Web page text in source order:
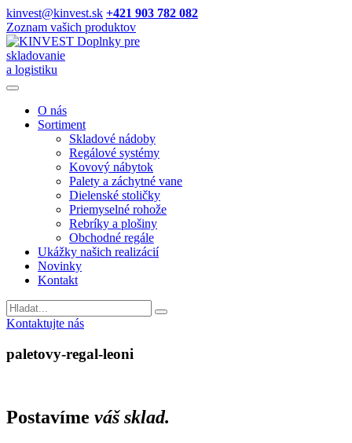
kinvest@kinvest.sk +421 903 782 082
Zoznam vašich produktov
Doplnky pre
skladovanie
a logistiku
O nás
Sortiment
Skladové nádoby
Regálové systémy
Kovový nábytok
Palety a záchytné vane
Dielenské stoličky
Priemyselné rohože
Rebríky a plošiny
Obchodné regále
Ukážky našich realizácií
Novinky
Kontakt
Vyhladavanie
Kontaktujte nás
paletovy-regal-leoni
Postavíme váš sklad.